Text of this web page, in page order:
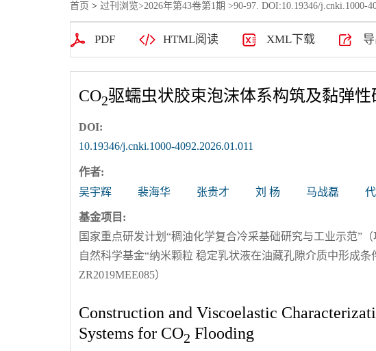
首页 > 过刊浏览>2026年第43卷第1期 >90-97. DOI:10.19346/j.cnki.1000-
PDF HTML阅读 XML下载
CO2驱蠕虫状胶束泡沫体系构筑及黏弹性
DOI:
10.19346/j.cnki.1000-4092.2026.01.011
作者:
吴宇辉
裴海华 张贵才 刘 杨 马战磊
基金项目:
国家重点研发计划“稠油化学复合冷采基础研究与工业示范”
自然科学基金“纳米颗粒 稳定乳状液在油藏孔隙介质中形成
ZR2019MEE085）
Construction and Viscoelastic
Systems for CO2 Flooding